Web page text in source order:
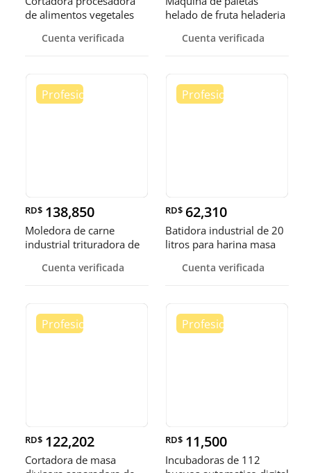
de alimentos vegetales
Cuenta verificada
helado de fruta heladeria
Cuenta verificada
RD$ 138,850
Moledora de carne
industrial trituradora de
Cuenta verificada
RD$ 62,310
Batidora industrial de 20
litros para harina masa
Cuenta verificada
RD$ 122,202
Cortadora de masa
RD$ 11,500
Incubadoras de 112